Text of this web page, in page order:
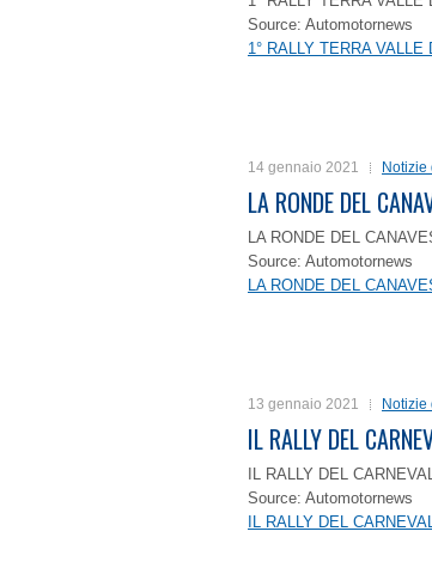
Source: Automotornews
1° RALLY TERRA
14 gennaio 2021 Notizie
LA RONDE DEL
LA RONDE DEL
Source: Automotornews
LA RONDE DEL
13 gennaio 2021 Notizie
IL RALLY DEL
IL RALLY DEL
Source: Automotornews
IL RALLY DEL